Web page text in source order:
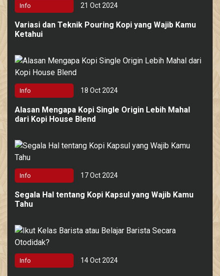
Info 21 Oct 2024
Variasi dan Teknik Pouring Kopi yang Wajib Kamu
Ketahui
Info 18 Oct 2024
Alasan Mengapa Kopi Single Origin Lebih Mahal
dari Kopi House Blend
Info 17 Oct 2024
Segala Hal tentang Kopi Kapsul yang Wajib Kamu
Tahu
Info 14 Oct 2024